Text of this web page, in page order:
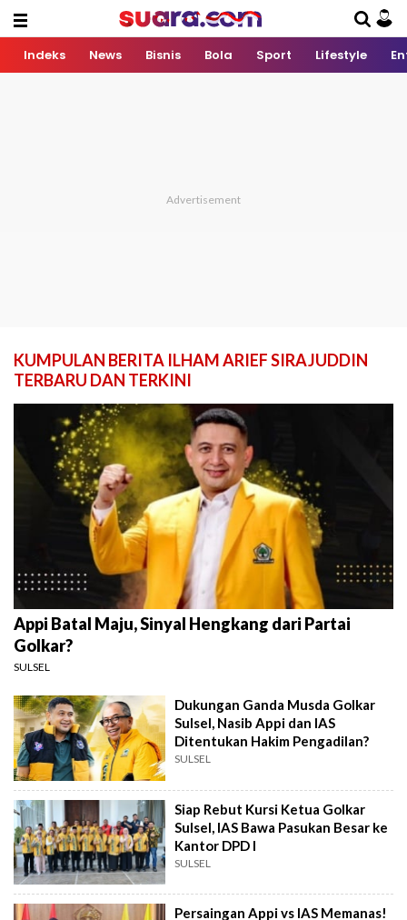
Indeks News Bisnis Bola Sport Lifestyle
KUMPULAN BERITA ILHAM ARIEF SIRAJUDDIN
TERBARU DAN TERKINI
Appi Batal Maju, Sinyal Hengkang dari Partai
Golkar?
SULSEL
Dukungan Ganda Musda Golkar
Sulsel, Nasib Appi dan IAS
Ditentukan Hakim Pengadilan?
SULSEL
Siap Rebut Kursi Ketua Golkar
Sulsel, IAS Bawa Pasukan Besar ke
Kantor DPD I
SULSEL
Persaingan Appi vs IAS Memanas!